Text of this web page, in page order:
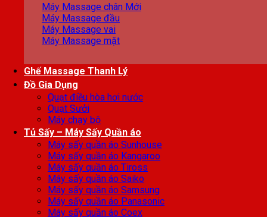
Máy Massage chân
Máy Massage đầu
Máy Massage vai
Máy Massage mặt
Ghế Massage Thanh Lý
Đồ Gia Dụng
Quạt điều hòa hơi nước
Quạt Sưởi
Máy chạy bộ
Tủ Sấy – Máy Sấy Quần áo
Máy sấy quần áo Sunhouse
Máy sấy quần áo Kangaroo
Máy sấy quần áo Tiross
Máy sấy quần áo Saiko
Máy sấy quần áo Samsung
Máy sấy quần áo Panasonic
Máy sấy quần áo Coex